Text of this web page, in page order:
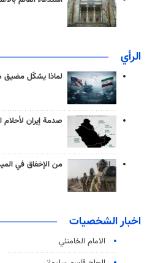
الرأي
لماذا يشكّل مضيق
صدمة إيران لأحلام
من الإخفاق في
اخبار الشخصيات
الامام الخامنئي